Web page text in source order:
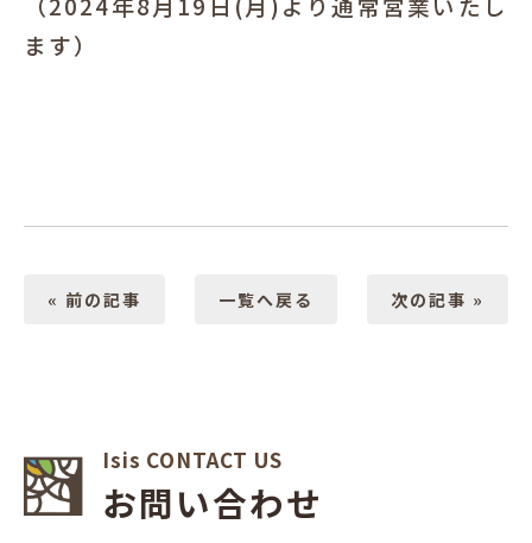
ます）
« 前の記事 一覧へ戻る 次の記事 »
Isis CONTACT US
お問い合わせ